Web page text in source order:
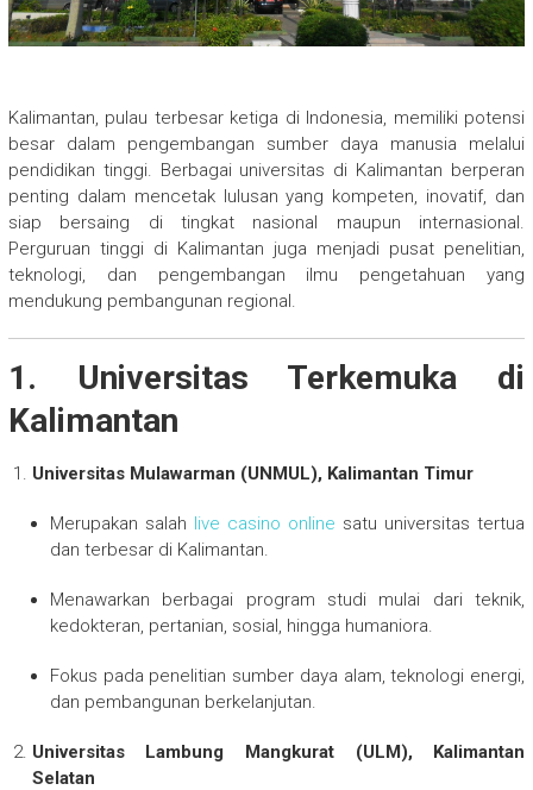
Kalimantan, pulau terbesar ketiga di Indonesia, memiliki potensi
besar dalam pengembangan sumber daya manusia melalui
pendidikan tinggi. Berbagai universitas di Kalimantan berperan
penting dalam mencetak lulusan yang kompeten, inovatif, dan
siap bersaing di tingkat nasional maupun internasional.
Perguruan tinggi di Kalimantan juga menjadi pusat penelitian,
teknologi, dan pengembangan ilmu pengetahuan yang
mendukung pembangunan regional.
1. Universitas Terkemuka di
Kalimantan
Universitas Mulawarman (UNMUL), Kalimantan Timur
Merupakan salah live casino online satu universitas tertua
dan terbesar di Kalimantan.
Menawarkan berbagai program studi mulai dari teknik,
kedokteran, pertanian, sosial, hingga humaniora.
Fokus pada penelitian sumber daya alam, teknologi energi,
dan pembangunan berkelanjutan.
Universitas Lambung Mangkurat (ULM), Kalimantan
Selatan